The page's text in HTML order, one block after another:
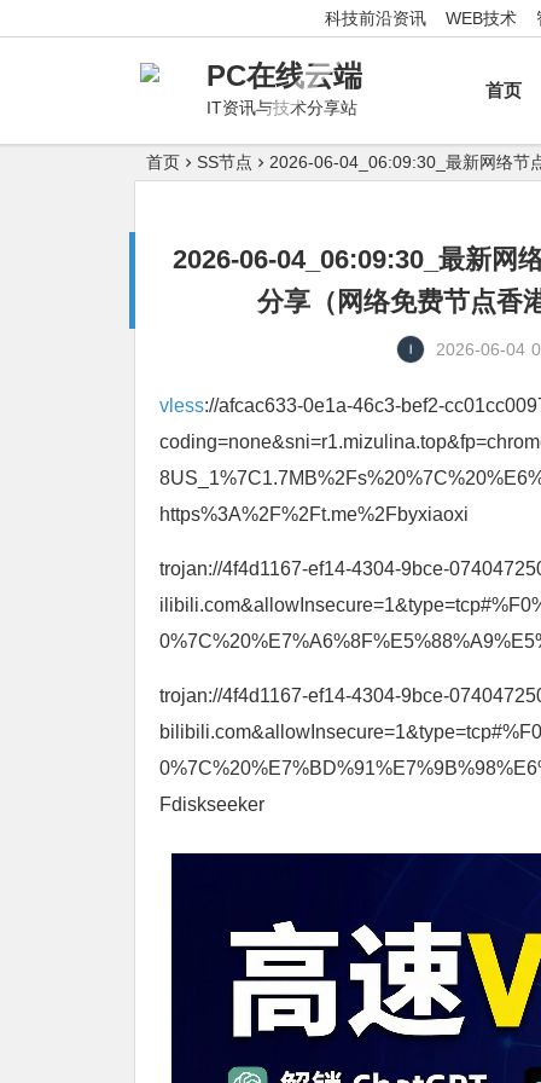
科技前沿资讯 WEB技术
PC在线云端
IT资讯与技术分享站
首页
首页 SS节点 2026-06-04_06:09:30_最新网络
2026-06-04_06:09:30_最新
分享（网络免费节点香
2026-06-04
vless://afcac633-0e1a-46c3-bef2-
https%3A%2F%2Ft.me%2Fbyxiaoxi
trojan://4f4d1167-ef14-4304-9bce-
trojan://4f4d1167-ef14-4304-9bce-
Fdiskseeker